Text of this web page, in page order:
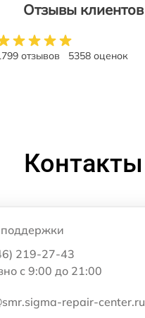
Отзывы клиентов
отзывов 5358 оценок
Контакты
219-27-43
с 9:00 до 21:00
repair-center.ru